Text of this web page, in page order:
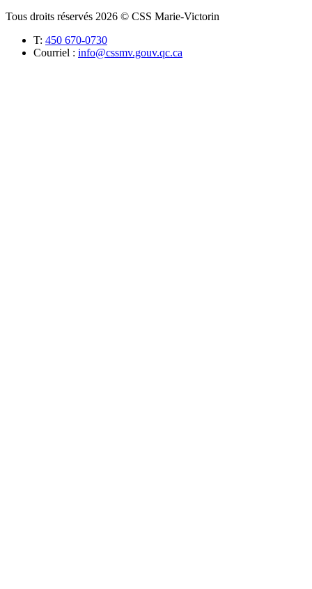
Tous droits réservés 2026 © CSS Marie-Victorin
T: 450 670-0730
Courriel : info@cssmv.gouv.qc.ca